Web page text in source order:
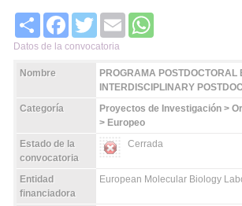
Share FacebookTwitter Email
Datos de la convocatoria
Nombre
PROGRAMA POSTDOCTORAL
INTERDISCIPLINARY
Categoría
Proyectos de Investigación >
> Europeo
Estado de la
convocatoria
Cerrada
Entidad
financiadora
European Molecular Biology